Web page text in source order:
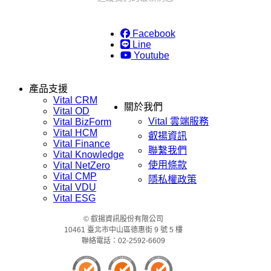
Facebook
Line
Youtube
產品支援
Vital CRM
Vital OD
Vital BizForm
Vital HCM
Vital Finance
Vital Knowledge
Vital NetZero
Vital CMP
Vital VDU
Vital ESG
關於我們
Vital 雲端服務
叡揚資訊
聯繫我們
使用條款
隱私權政策
© 叡揚資訊股份有限公司
10461 臺北市中山區德惠街 9 號 5 樓
聯絡電話：02-2592-6609